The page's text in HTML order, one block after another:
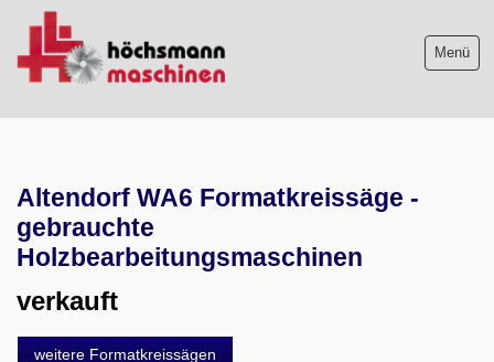
Menü
Maschinenankauf
Shop
Videos
Service
Altendorf WA6 Formatkreissäge -
gebrauchte
Holzbearbeitungsmaschinen
verkauft
weitere Formatkreissägen